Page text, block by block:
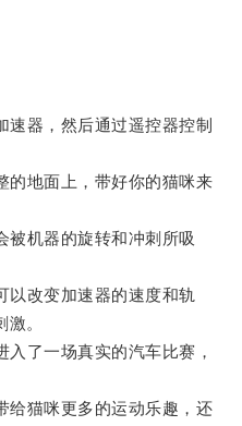
器，然后通过遥控器控制
地面上，带好你的猫咪来
机器的旋转和冲刺所吸
改变加速器的速度和轨
。
了一场真实的汽车比赛，
猫咪更多的运动乐趣，还